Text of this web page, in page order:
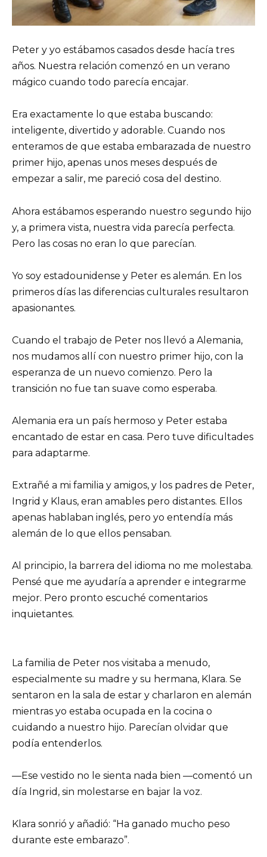
Peter y yo estábamos casados ​​desde hacía tres
años. Nuestra relación comenzó en un verano
mágico cuando todo parecía encajar.
Era exactamente lo que estaba buscando:
inteligente, divertido y adorable. Cuando nos
enteramos de que estaba embarazada de nuestro
primer hijo, apenas unos meses después de
empezar a salir, me pareció cosa del destino.
Ahora estábamos esperando nuestro segundo hijo
y, a primera vista, nuestra vida parecía perfecta.
Pero las cosas no eran lo que parecían.
Yo soy estadounidense y Peter es alemán. En los
primeros días las diferencias culturales resultaron
apasionantes.
Cuando el trabajo de Peter nos llevó a Alemania,
nos mudamos allí con nuestro primer hijo, con la
esperanza de un nuevo comienzo. Pero la
transición no fue tan suave como esperaba.
Alemania era un país hermoso y Peter estaba
encantado de estar en casa. Pero tuve dificultades
para adaptarme.
Extrañé a mi familia y amigos, y los padres de Peter,
Ingrid y Klaus, eran amables pero distantes. Ellos
apenas hablaban inglés, pero yo entendía más
alemán de lo que ellos pensaban.
Al principio, la barrera del idioma no me molestaba.
Pensé que me ayudaría a aprender e integrarme
mejor. Pero pronto escuché comentarios
inquietantes.
La familia de Peter nos visitaba a menudo,
especialmente su madre y su hermana, Klara. Se
sentaron en la sala de estar y charlaron en alemán
mientras yo estaba ocupada en la cocina o
cuidando a nuestro hijo. Parecían olvidar que
podía entenderlos.
—Ese vestido no le sienta nada bien —comentó un
día Ingrid, sin molestarse en bajar la voz.
Klara sonrió y añadió: “Ha ganado mucho peso
durante este embarazo”.